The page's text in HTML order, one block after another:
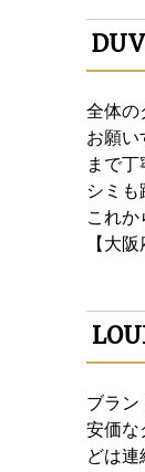
全体の
お願い
まで
シミも
これか
【大
ブラン
安価な
どは連